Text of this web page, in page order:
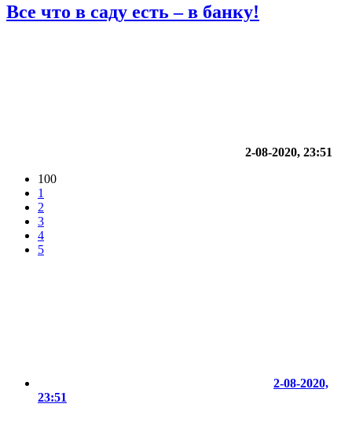
Все что в саду есть – в банку!
2-08-2020, 23:51
100
1
2
3
4
5
2-08-2020,
23:51